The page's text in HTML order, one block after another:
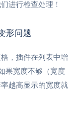
进行检查处理！
形问题
，插件在列表中增
果宽度不够（宽度
越高显示的宽度就